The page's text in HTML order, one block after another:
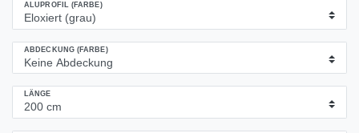
ALUPROFIL (FARBE)
ABDECKUNG (FARBE)
LÄNGE